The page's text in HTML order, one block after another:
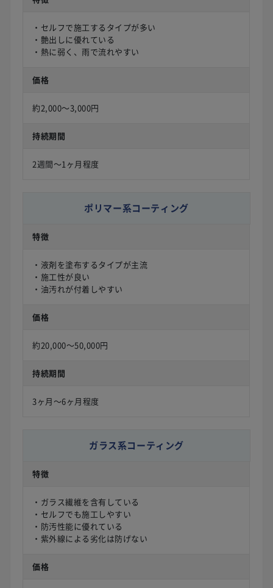
・セルフで施工するタイプが多い
・艶出しに優れている
・熱に弱く、雨で流れやすい
価格
約2,000〜3,000円
持続期間
2週間〜1ヶ月程度
ポリマー系コーティング
特徴
・液剤を塗布するタイプが主流
・施工性が良い
・油汚れが付着しやすい
価格
約20,000〜50,000円
持続期間
3ヶ月〜6ヶ月程度
ガラス系コーティング
特徴
・ガラス繊維を含有している
・セルフでも施工しやすい
・防汚性能に優れている
・紫外線による劣化は防げない
価格